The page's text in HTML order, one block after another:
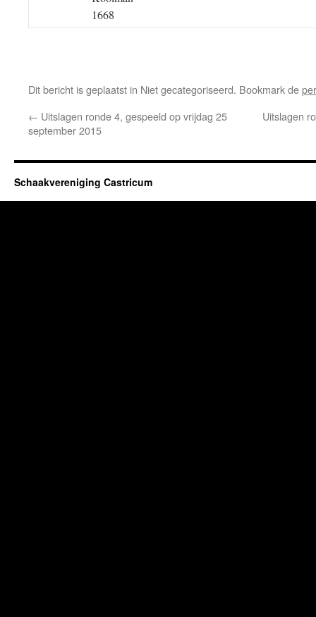
1668
Dit bericht is geplaatst in Niet gecategoriseerd. Bookmark de
← Uitslagen ronde 4, gespeeld op vrijdag 25
september 2015
Uitslagen
Schaakvereniging Castricum